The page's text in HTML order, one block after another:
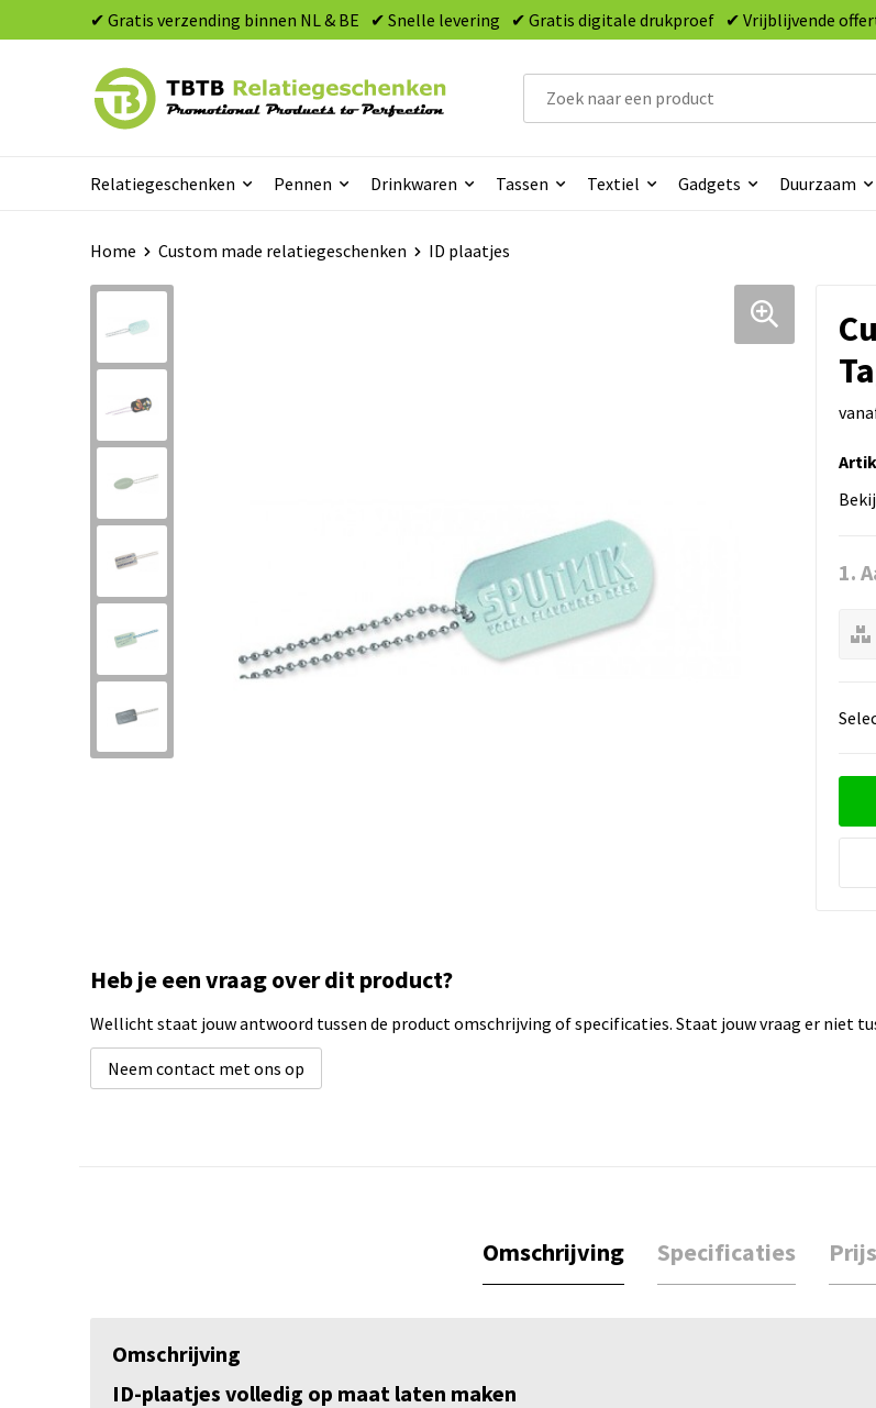
✔ Gratis verzending binnen NL & BE ✔ Snelle levering ✔ Gratis digitale drukproef ✔ Vrijblijvende
Relatiegeschenken Pennen Drinkwaren Tassen Textiel Gadgets Duurzaam
Home Custom made relatiegeschenken ID plaatjes
1.
Heb je een vraag over dit product?
Wellicht staat jouw antwoord tussen de product omschrijving of specificaties. Staat jouw vraag er niet
Neem contact met ons op
Omschrijving Specificaties
Omschrijving
ID-plaatjes volledig op maat laten maken